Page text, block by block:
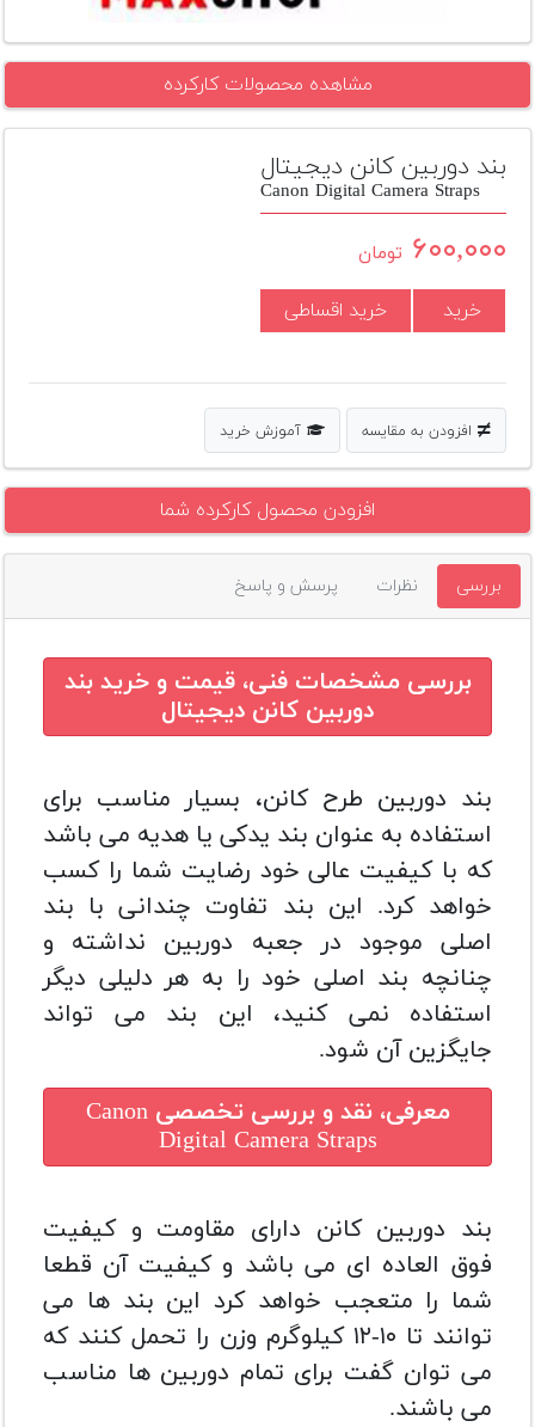
مکث
محصول
دست
دوم
قیمت
دوربین
مشاهده محصولات کارکرده
بند دوربین کانن دیجیتال
Canon Digital Camera Straps
۶۰۰,۰۰۰ تومان
خرید خرید اقساطی
افزودن به مقایسه آموزش خرید
افزودن محصول کارکرده شما
بررسی نظرات پرسش و پاسخ
بررسی مشخصات فنی، قیمت و خریدبند
دوربین کانن دیجیتال
بند دوربین طرح کانن، بسیار مناسب برای
استفاده به عنوان بند یدکی یا هدیه می باشد
که با کیفیت عالی خود رضایت شما را کسب
خواهد کرد. این بند تفاوت چندانی با بند
اصلی موجود در جعبه دوربین نداشته و
چنانچه بند اصلی خود را به هر دلیلی دیگر
استفاده نمی کنید، این بند می تواند
جایگزین آن شود.
معرفی، نقد و بررسی تخصصیCanon
Digital Camera Straps
بند دوربین کانن دارای مقاومت و کیفیت
فوق العاده ای می باشد و کیفیت آن قطعا
شما را متعجب خواهد کرد این بند ها می
توانند تا ۱۰-۱۲ کیلوگرم وزن را تحمل کنند که
می توان گفت برای تمام دوربین ها مناسب
می باشند.